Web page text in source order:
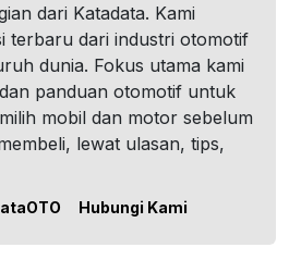
dari Katadata. Kami
terbaru dari industri otomotif
dunia. Fokus utama kami
panduan otomotif untuk
mobil dan motor sebelum
lewat ulasan, tips,
Hubungi Kami